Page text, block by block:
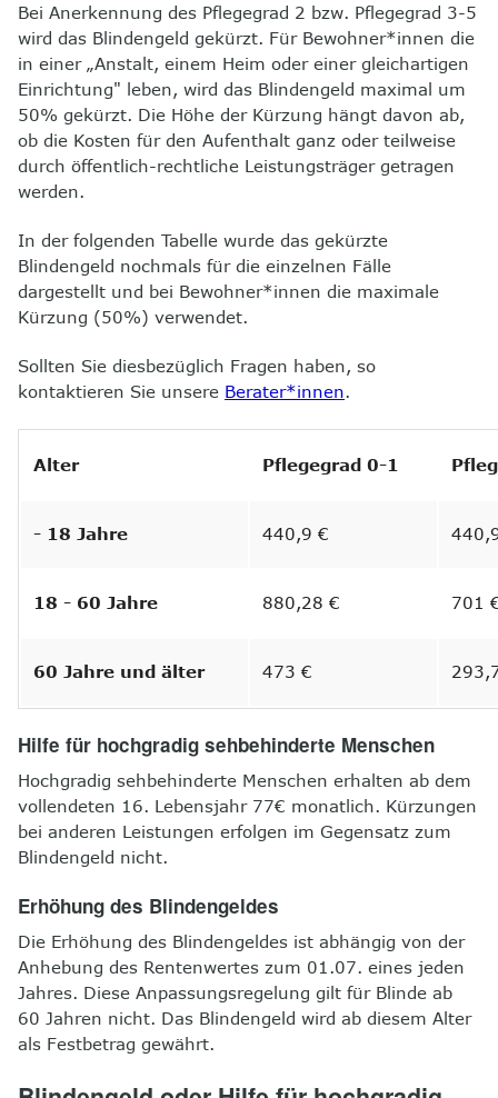
Bei Anerkennung des Pflegegrad 2 bzw. Pflegegrad 3-5
wird das Blindengeld gekürzt. Für Bewohner*innen die
in einer „Anstalt, einem Heim oder einer gleichartigen
Einrichtung" leben, wird das Blindengeld maximal um
50% gekürzt. Die Höhe der Kürzung hängt davon ab,
ob die Kosten für den Aufenthalt ganz oder teilweise
durch öffentlich-rechtliche Leistungsträger getragen
werden.
In der folgenden Tabelle wurde das gekürzte
Blindengeld nochmals für die einzelnen Fälle
dargestellt und bei Bewohner*innen die maximale
Kürzung (50%) verwendet.
Sollten Sie diesbezüglich Fragen haben, so
kontaktieren Sie unsere Berater*innen.
Alter Pflegegrad 0-1
- 18 Jahre 440,9 €
18 - 60 Jahre 880,28 € 701
60 Jahre und älter 473 €
Hilfe für hochgradig sehbehinderte Menschen
Hochgradig sehbehinderte Menschen erhalten ab dem
vollendeten 16. Lebensjahr 77€ monatlich. Kürzungen
bei anderen Leistungen erfolgen im Gegensatz zum
Blindengeld nicht.
Erhöhung des Blindengeldes
Die Erhöhung des Blindengeldes ist abhängig von der
Anhebung des Rentenwertes zum 01.07. eines jeden
Jahres. Diese Anpassungsregelung gilt für Blinde ab
60 Jahren nicht. Das Blindengeld wird ab diesem Alter
als Festbetrag gewährt.